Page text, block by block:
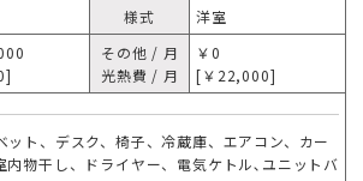
様式
洋室
その他 / 月
光熱費 / 月
￥0
[￥22,000]
ット、デスク、椅子、冷蔵庫、エアコン、カー
内物干し、ドライヤー、電気ケトル､ユニットバ